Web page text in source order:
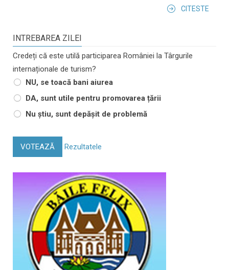
CITESTE
INTREBAREA ZILEI
Credeți că este utilă participarea României la Târgurile
internaționale de turism?
NU, se toacă bani aiurea
DA, sunt utile pentru promovarea țării
Nu știu, sunt depășit de problemă
VOTEAZĂ Rezultatele